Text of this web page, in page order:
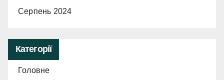
Серпень 2024
Категорії
Головне